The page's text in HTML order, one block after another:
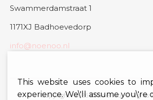
Swammerdamstraat 1
1171XJ Badhoevedorp
info@noenoo.nl
Copyright - 2026 © Noenoo All Rights
This website uses cookies to
experience. We\'ll assume you\'re